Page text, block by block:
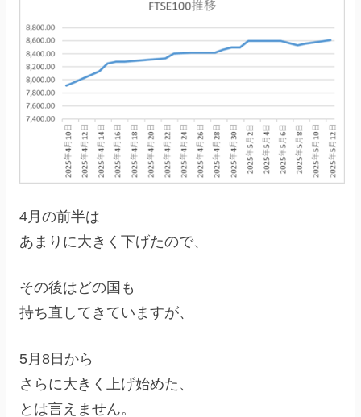
4月の前半は
あまりに大きく下げたので、
その後はどの国も
持ち直してきていますが、
5月8日から
さらに大きく上げ始めた、
とは言えません。